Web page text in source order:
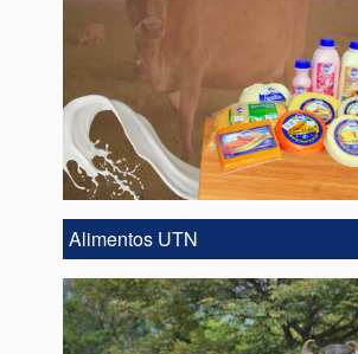
Alimentos UTN